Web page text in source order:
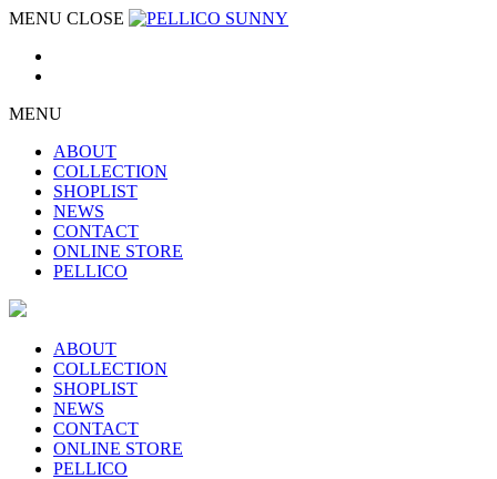
MENU CLOSE
MENU
ABOUT
COLLECTION
SHOPLIST
NEWS
CONTACT
ONLINE STORE
PELLICO
ABOUT
COLLECTION
SHOPLIST
NEWS
CONTACT
ONLINE STORE
PELLICO